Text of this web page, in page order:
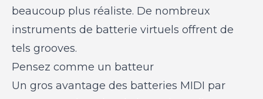
beaucoup plus réaliste. De nombreux
instruments de batterie virtuels offrent de
tels grooves.
Pensez comme un batteur
Un gros avantage des batteries MIDI par